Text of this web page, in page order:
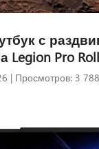
с
Legion Pro
| Просмотров: 3